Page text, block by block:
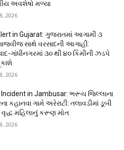
અવશેષો મળ્યા
2026
in Gujarat: ગુજરાતમાં આગામી ૩
સાથે વરસાદની આગાહી:
ગાંધીનગરમાં ૩૦ થી ૪૦ કિમીની ઝડપે
2026
Incident in Jambusar: ભરૂચ જિલ્લાના
કહાનવા ગામે અરેરાટી: તલાવડીમાં ડૂબી
વૃદ્ધ મહિલાનું કરૂણ મોત
2026